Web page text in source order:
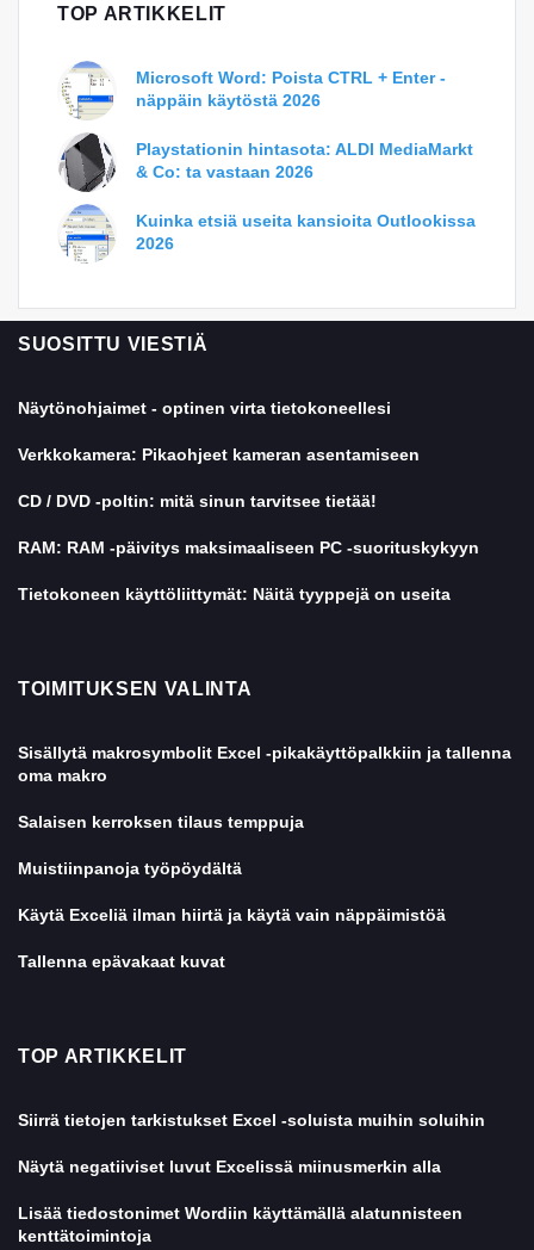
TOP ARTIKKELIT
Microsoft Word: Poista CTRL + Enter -
näppäin käytöstä 2026
Playstationin hintasota: ALDI MediaMarkt
& Co: ta vastaan 2026
Kuinka etsiä useita kansioita Outlookissa
2026
SUOSITTU VIESTIÄ
Näytönohjaimet - optinen virta tietokoneellesi
Verkkokamera: Pikaohjeet kameran asentamiseen
CD / DVD -poltin: mitä sinun tarvitsee tietää!
RAM: RAM -päivitys maksimaaliseen PC -suorituskykyyn
Tietokoneen käyttöliittymät: Näitä tyyppejä on useita
TOIMITUKSEN VALINTA
Sisällytä makrosymbolit Excel -pikakäyttöpalkkiin ja tallenna
oma makro
Salaisen kerroksen tilaus temppuja
Muistiinpanoja työpöydältä
Käytä Exceliä ilman hiirtä ja käytä vain näppäimistöä
Tallenna epävakaat kuvat
TOP ARTIKKELIT
Siirrä tietojen tarkistukset Excel -soluista muihin soluihin
Näytä negatiiviset luvut Excelissä miinusmerkin alla
Lisää tiedostonimet Wordiin käyttämällä alatunnisteen
kenttätoimintoja